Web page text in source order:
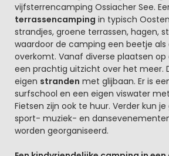
vijfsterrencamping Ossiacher See.
terrassencamping in typisch
strandjes, groene terrassen, hagen,
waardoor de camping een beetje
overkomt. Vanaf diverse plaatsen
een prachtig uitzicht over het meer.
eigen stranden met glijbaan. Er is
surfschool en een eigen viswater
Fietsen zijn ook te huur. Verder kun
sport- muziek- en
worden georganiseerd.